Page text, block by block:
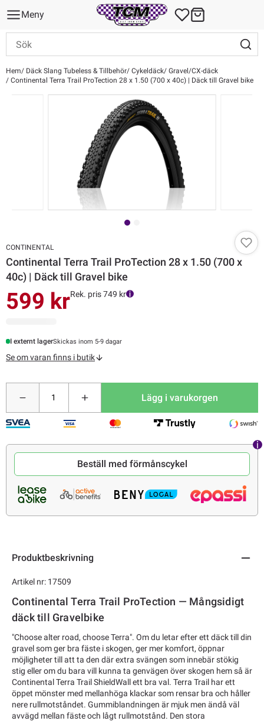
Meny
Hem Däck Slang Tubeless & Tillbehör Cykeldäck Gravel/CX-däck
Continental Terra Trail ProTection 28 x 1.50 (700 x 40c) | Däck till Gravel bike
CONTINENTAL
Continental Terra Trail ProTection 28 x 1.50 (700 x
40c) | Däck till Gravel bike
599 krRek. pris 749 kr
I externt lagerSkickas inom 5-9 dagar
Se om varan finns i butik
Lägg i varukorgen
Beställ med förmånscykel
Produktbeskrivning
Artikel nr: 17509
Continental Terra Trail ProTection — Mångsidigt
däck till Gravelbike
"Choose alter road, choose Terra". Om du letar efter ett däck till din
gravel som ger bra fäste i skogen, ger mer komfort, öppnar
möjligheter till att ta den där extra svängen som innebär stökig
stig eller om du bara vill kunna ta genvägen över skogen hem så är
Continental Terra Trail ShieldWall ett bra val. Terra Trail har ett
öppet mönster med mellanhöga klackar som rensar bra och håller
nere rullmotståndet. Gummiblandningen är mjuk men ändå väl
avvägd mellan fäste och lågt rullmotstånd. Den stora